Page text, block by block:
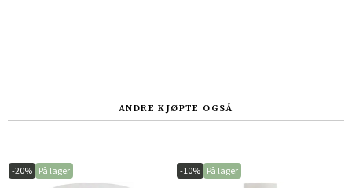
ANDRE KJØPTE OGSÅ
-20% På lager -10% På lager